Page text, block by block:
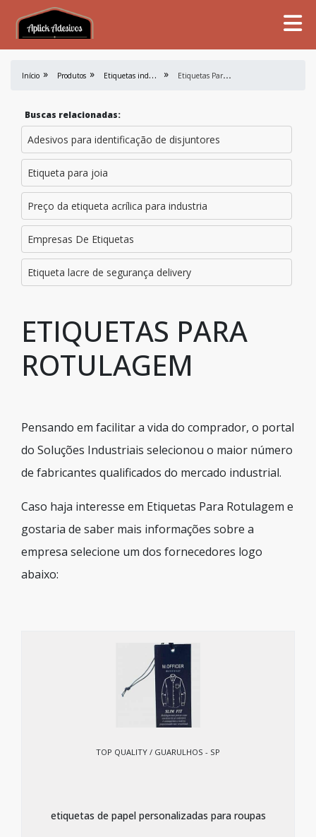
Início Produtos E
tiquetas industriais E
tiquetas Para Rotulagem
Buscas relacionadas:
Adesivos para identificação de disjuntores
Etiqueta para joia
Preço da etiqueta acrílica para industria
Empresas De Etiquetas
Etiqueta lacre de segurança delivery
ETIQUETAS PARA
ROTULAGEM
Pensando em facilitar a vida do comprador, o portal
do Soluções Industriais selecionou o maior número
de fabricantes qualificados do mercado industrial.
Caso haja interesse em Etiquetas Para Rotulagem e
gostaria de saber mais informações sobre a
empresa selecione um dos fornecedores logo
abaixo:
TOP QUALITY / GUARULHOS - SP
etiquetas de papel personalizadas para roupas